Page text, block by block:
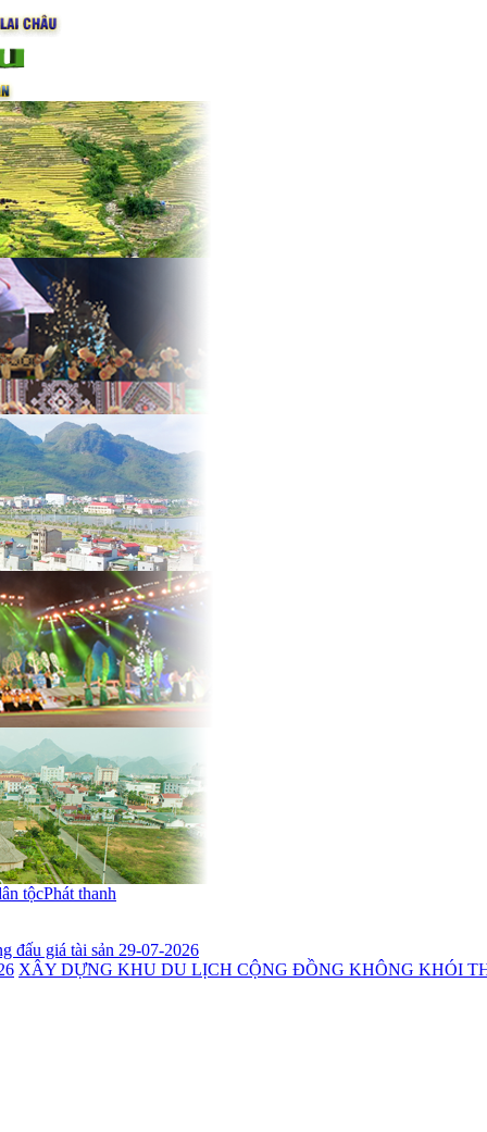
tộcPhát thanh
đấu giá tài sản 29-07-2026
XÂY DỰNG KHU DU LỊCH CỘNG ĐỒNG KHÔNG KHÓI